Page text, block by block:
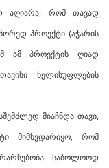
აღიარა, რომ თავად
პროექტი (აჭარის
ამ პროექტის ღიად
ხელისუფლების
მიაჩნდა თავი,
მიმხვდარიყო, რომ
საბოლოოდ